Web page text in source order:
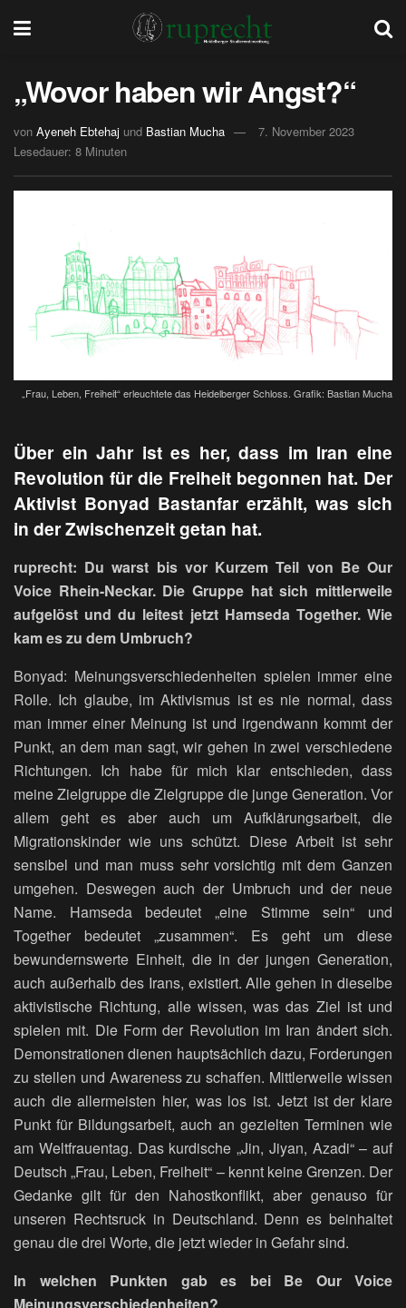
„Wovor haben wir Angst?“
von Ayeneh Ebtehaj und Bastian Mucha
7. November 2023
Lesedauer: 8 Minuten
„Frau, Leben, Freiheit“ erleuchtete das Heidelberger Schloss. Grafik: Bastian Mucha
Über ein Jahr ist es her, dass im Iran eine
Revolution für die Freiheit begonnen hat. Der
Aktivist Bonyad Bastanfar erzählt, was sich
in der Zwischenzeit getan hat.
ruprecht: Du warst bis vor Kurzem Teil von Be Our
Voice Rhein-Neckar. Die Gruppe hat sich mittlerweile
aufgelöst und du leitest jetzt Hamseda Together. Wie
kam es zu dem Umbruch?
Bonyad: Meinungsverschiedenheiten spielen immer eine
Rolle. Ich glaube, im Aktivismus ist es nie normal, dass
man immer einer Meinung ist und irgendwann kommt der
Punkt, an dem man sagt, wir gehen in zwei verschiedene
Richtungen. Ich habe für mich klar entschieden, dass
meine Zielgruppe die Zielgruppe die junge Generation. Vor
allem geht es aber auch um Aufklärungsarbeit, die
Migrationskinder wie uns schützt. Diese Arbeit ist sehr
sensibel und man muss sehr vorsichtig mit dem Ganzen
umgehen. Deswegen auch der Umbruch und der neue
Name. Hamseda bedeutet „eine Stimme sein“ und
Together bedeutet „zusammen“. Es geht um diese
bewundernswerte Einheit, die in der jungen Generation,
auch außerhalb des Irans, existiert. Alle gehen in dieselbe
aktivistische Richtung, alle wissen, was das Ziel ist und
spielen mit. Die Form der Revolution im Iran ändert sich.
Demonstrationen dienen hauptsächlich dazu, Forderungen
zu stellen und Awareness zu schaffen. Mittlerweile wissen
auch die allermeisten hier, was los ist. Jetzt ist der klare
Punkt für Bildungsarbeit, auch an gezielten Terminen wie
am Weltfrauentag. Das kurdische „Jin, Jiyan, Azadi“ – auf
Deutsch „Frau, Leben, Freiheit“ – kennt keine Grenzen. Der
Gedanke gilt für den Nahostkonflikt, aber genauso für
unseren Rechtsruck in Deutschland. Denn es beinhaltet
genau die drei Worte, die jetzt wieder in Gefahr sind.
In welchen Punkten gab es bei Be Our Voice